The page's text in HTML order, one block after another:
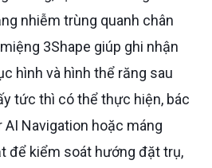
nhiễm trùng quanh chân
3Shape giúp ghi nhận
hình và hình thể răng sau
tức thì có thể thực hiện, bác
AI Navigation hoặc máng
để kiểm soát hướng đặt trụ,